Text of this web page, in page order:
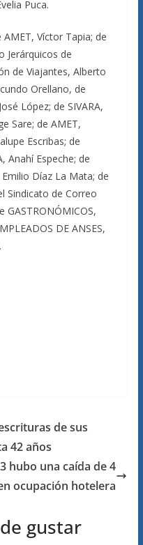
Puca.
Víctor Tapia; de
Jerárquicos de
de Viajantes, Alberto
Orellano, de
López; de SIVARA,
Sare; de AMET,
Escribas; de
Anahí Espeche; de
Díaz La Mata; de
Sindicato de Correo
DE ANSES,
de sus
42 años
hubo una caída de 4
ocupación hotelera
gustar